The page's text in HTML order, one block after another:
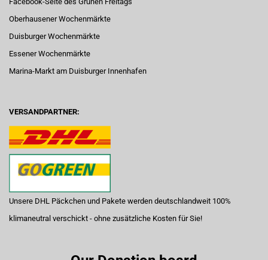
Oberhausener Wochenmärkte
Duisburger Wochenmärkte
Essener Wochenmärkte
Marina-Markt am Duisburger Innenhafen
VERSANDPARTNER:
Unsere DHL Päckchen und Pakete werden deutschlandweit 100%
klimaneutral verschickt - ohne zusätzliche Kosten für Sie!